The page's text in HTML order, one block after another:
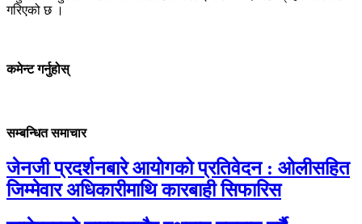
गरिएको छ ।
कमेन्ट गर्नुहोस्
सम्बन्धित समाचार
जेनजी प्रदर्शनबारे आयोगको प्रतिवेदन : ओलीसहित
जिम्मेवार अधिकारीमाथि कारबाही सिफारिस